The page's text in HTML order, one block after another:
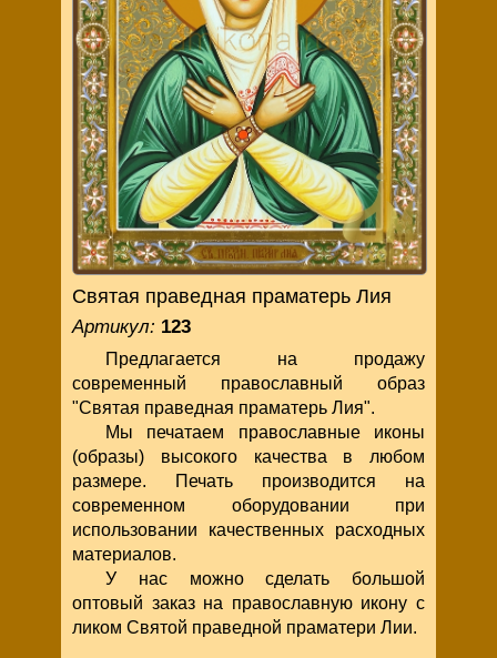
Святая праведная праматерь Лия
Артикул: 123
Предлагается на продажу
современный православный образ
"Святая праведная праматерь Лия".
Мы печатаем православные иконы
(образы) высокого качества в любом
размере. Печать производится на
современном оборудовании при
использовании качественных расходных
материалов.
У нас можно сделать большой
оптовый заказ на православную икону с
ликом Святой праведной праматери Лии.